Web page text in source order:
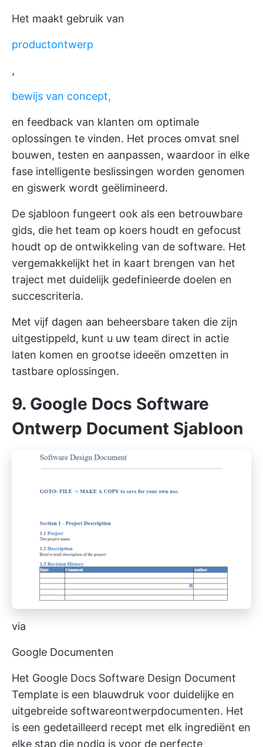
Het maakt gebruik van
productontwerp
,
bewijs van concept,
en feedback van klanten om optimale
oplossingen te vinden. Het proces omvat snel
bouwen, testen en aanpassen, waardoor in elke
fase intelligente beslissingen worden genomen
en giswerk wordt geëlimineerd.
De sjabloon fungeert ook als een betrouwbare
gids, die het team op koers houdt en gefocust
houdt op de ontwikkeling van de software. Het
vergemakkelijkt het in kaart brengen van het
traject met duidelijk gedefinieerde doelen en
succescriteria.
Met vijf dagen aan beheersbare taken die zijn
uitgestippeld, kunt u uw team direct in actie
laten komen en grootse ideeën omzetten in
tastbare oplossingen.
9. Google Docs Software
Ontwerp Document Sjabloon
via
Google Documenten
Het Google Docs Software Design Document
Template is een blauwdruk voor duidelijke en
uitgebreide softwareontwerpdocumenten. Het
is een gedetailleerd recept met elk ingrediënt en
elke stap die nodig is voor de perfecte